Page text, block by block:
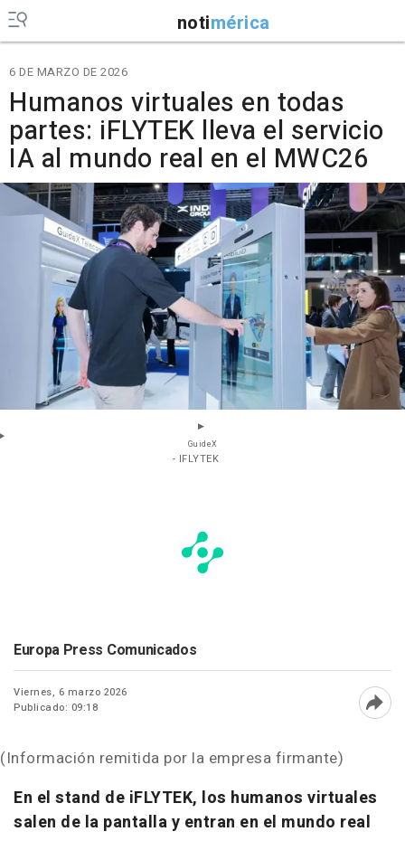
notimérica
6 DE MARZO DE 2026
Humanos virtuales en todas
partes: iFLYTEK lleva el servicio
IA al mundo real en el MWC26
GuideX
- IFLYTEK
Europa Press Comunicados
Viernes, 6 marzo 2026
Publicado: 09:18
(Información remitida por la empresa firmante)
En el stand de iFLYTEK, los humanos virtuales
salen de la pantalla y entran en el mundo real